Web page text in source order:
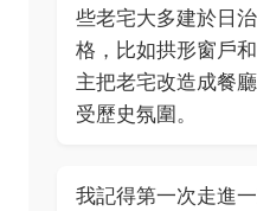
些老宅大多建於日
格，比如拱形窗戶
主把老宅改造成餐
受歷史氛圍。
我記得第一次走進